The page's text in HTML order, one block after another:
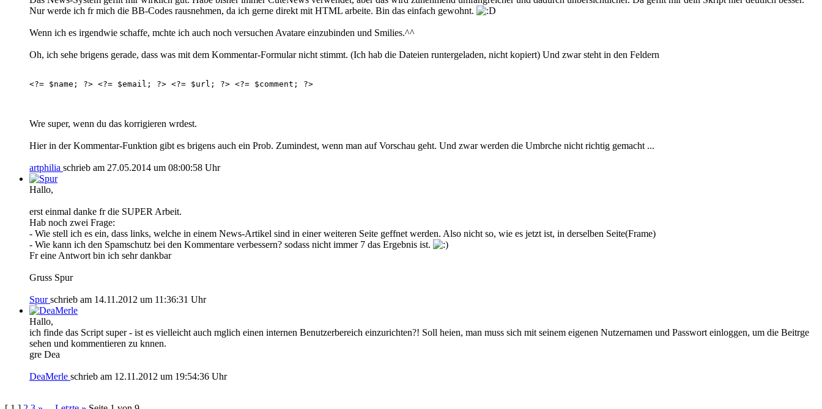
Nur werde ich fr mich die BB-Codes rausnehmen, da ich gerne direkt mit HTML arbeite. Bin das einfach gewohnt.
Wenn ich es irgendwie schaffe, mchte ich auch noch versuchen Avatare einzubinden und Smilies.^^
Oh, ich sehe brigens gerade, dass was mit dem Kommentar-Formular nicht stimmt. (Ich hab die Dateien runtergeladen, nicht kopiert) Und zwar steht in den Feldern
<?= $name; ?> <?= $email; ?> <?= $url; ?> <?= $comment; ?>
Wre super, wenn du das korrigieren wrdest.
Hier in der Kommentar-Funktion gibt es brigens auch ein Prob. Zumindest, wenn man auf Vorschau geht. Und zwar werden die Umbrche nicht richtig gemacht ...
artphilia schrieb am 27.05.2014 um 08:00:58 Uhr
Hallo,
erst einmal danke fr die SUPER Arbeit.
Hab noch zwei Frage:
- Wie stell ich es ein, dass links, welche in einem News-Artikel sind in einer weiteren Seite geffnet werden. Also nicht so, wie es jetzt ist, in derselben Seite(Frame)
- Wie kann ich den Spamschutz bei den Kommentare verbessern? sodass nicht immer 7 das Ergebnis ist.
Fr eine Antwort bin ich sehr dankbar
Gruss Spur
Spurschrieb am 14.11.2012 um 11:36:31 Uhr
Hallo,
ich finde das Script super - ist es vielleicht auch mglich einen internen Benutzerbereich einzurichten?! Soll heien, man muss sich mit seinem eigenen Nutzernamen und Passwort einloggen, um die Beitrge
sehen und kommentieren zu knnen.
gre Dea
DeaMerle schrieb am 12.11.2012 um 19:54:36 Uhr